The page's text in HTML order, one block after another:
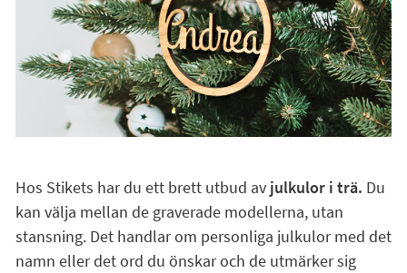
Hos Stikets har du ett brett utbud av julkulor i trä. Du
kan välja mellan de graverade modellerna, utan
stansning. Det handlar om personliga julkulor med det
namn eller det ord du önskar och de utmärker sig